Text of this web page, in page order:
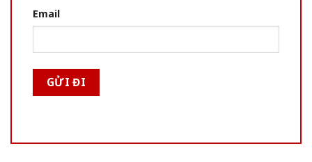
Email